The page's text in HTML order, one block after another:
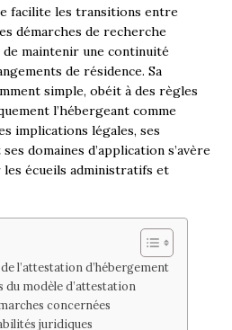
facilite les transitions entre
démarches de recherche
maintenir une continuité
de résidence. Sa
simple, obéit à des règles
l’hébergeant comme
implications légales, ses
domaines d’application s’avère
écueils administratifs et
l’attestation d’hébergement
du modèle d’attestation
concernées
juridiques